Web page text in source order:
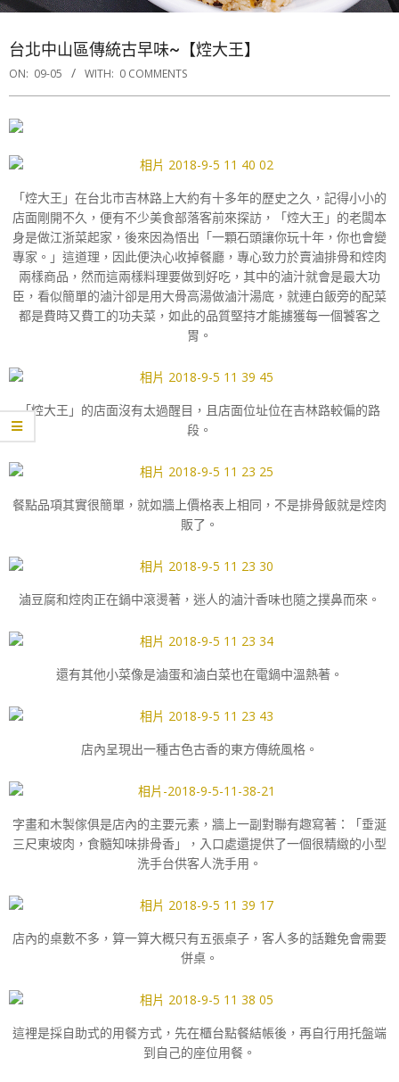
台北中山區傳統古早味~【焢大王】
ON: 09-05 WITH: 0 COMMENTS
「焢大王」在台北市吉林路上大約有十多年的歷史之久，記得小小的
店面剛開不久，便有不少美食部落客前來探訪，「焢大王」的老闆本
身是做江浙菜起家，後來因為悟出「一顆石頭讓你玩十年，你也會變
專家。」這道理，因此便決心收掉餐廳，專心致力於賣滷排骨和焢肉
兩樣商品，然而這兩樣料理要做到好吃，其中的滷汁就會是最大功
臣，看似簡單的滷汁卻是用大骨高湯做滷汁湯底，就連白飯旁的配菜
都是費時又費工的功夫菜，如此的品質堅持才能擄獲每一個饕客之
胃。
「焢大王」的店面沒有太過醒目，且店面位址位在吉林路較偏的路
段。
餐點品項其實很簡單，就如牆上價格表上相同，不是排骨飯就是焢肉
販了。
滷豆腐和焢肉正在鍋中滾燙著，迷人的滷汁香味也隨之撲鼻而來。
還有其他小菜像是滷蛋和滷白菜也在電鍋中溫熱著。
店內呈現出一種古色古香的東方傳統風格。
字畫和木製傢俱是店內的主要元素，牆上一副對聯有趣寫著：「垂涎
三尺東坡肉，食髓知味排骨香」，入口處還提供了一個很精緻的小型
洗手台供客人洗手用。
店內的桌數不多，算一算大概只有五張桌子，客人多的話難免會需要
併桌。
這裡是採自助式的用餐方式，先在櫃台點餐結帳後，再自行用托盤端
到自己的座位用餐。